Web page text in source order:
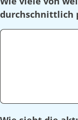
durchschnittlich